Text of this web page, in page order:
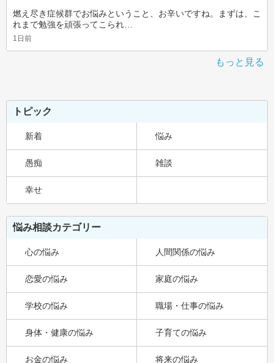
燃え尽き症候群でお悩みということ、お辛いですね。まずは、こ
れまで勉強を頑張ってこられ…
1日前
もっと見る
トピック
新着 悩み
愚痴 雑談
幸せ
悩み相談カテゴリー
心の悩み 人間関係の悩み
恋愛の悩み 家庭の悩み
学校の悩み 職場・仕事の悩み
身体・健康の悩み 子育ての悩み
お金の悩み 将来の悩み